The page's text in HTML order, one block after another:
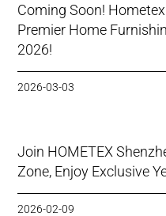
Coming Soon!
Premier Home
2026!
2026-03-03
Join HOMETEX
Zone, Enjoy Exclusive
2026-02-09